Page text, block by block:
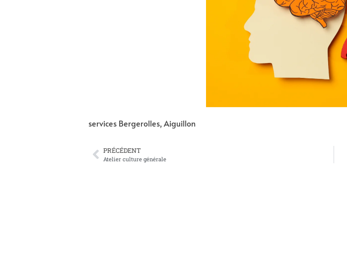
services Bergerolles, Aiguillon
PRÉCÉDENT
Atelier culture générale